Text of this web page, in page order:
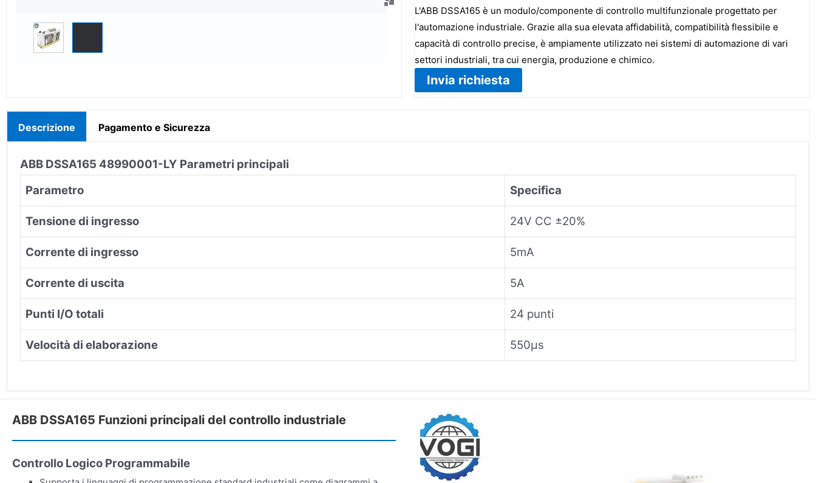
L'ABB DSSA165 è un modulo/componente di controllo multifunzionale progettato per
l'automazione industriale. Grazie alla sua elevata affidabilità, compatibilità flessibile e
capacità di controllo precise, è ampiamente utilizzato nei sistemi di automazione di vari
settori industriali, tra cui energia, produzione e chimico.
Invia richiesta
Descrizione Pagamento e Sicurezza
ABB DSSA165 48990001-LY Parametri principali
Parametro
Specifica
Tensione di ingresso 24V CC ±20%
Corrente di ingresso 5mA
Corrente di uscita 5A
Punti I/O totali 24 punti
Velocità di elaborazione 550μs
ABB DSSA165 Funzioni principali del controllo industriale
Controllo Logico Programmabile